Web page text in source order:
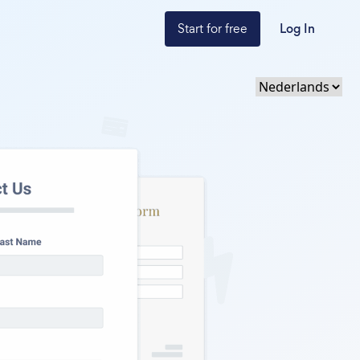
Start for free Log In